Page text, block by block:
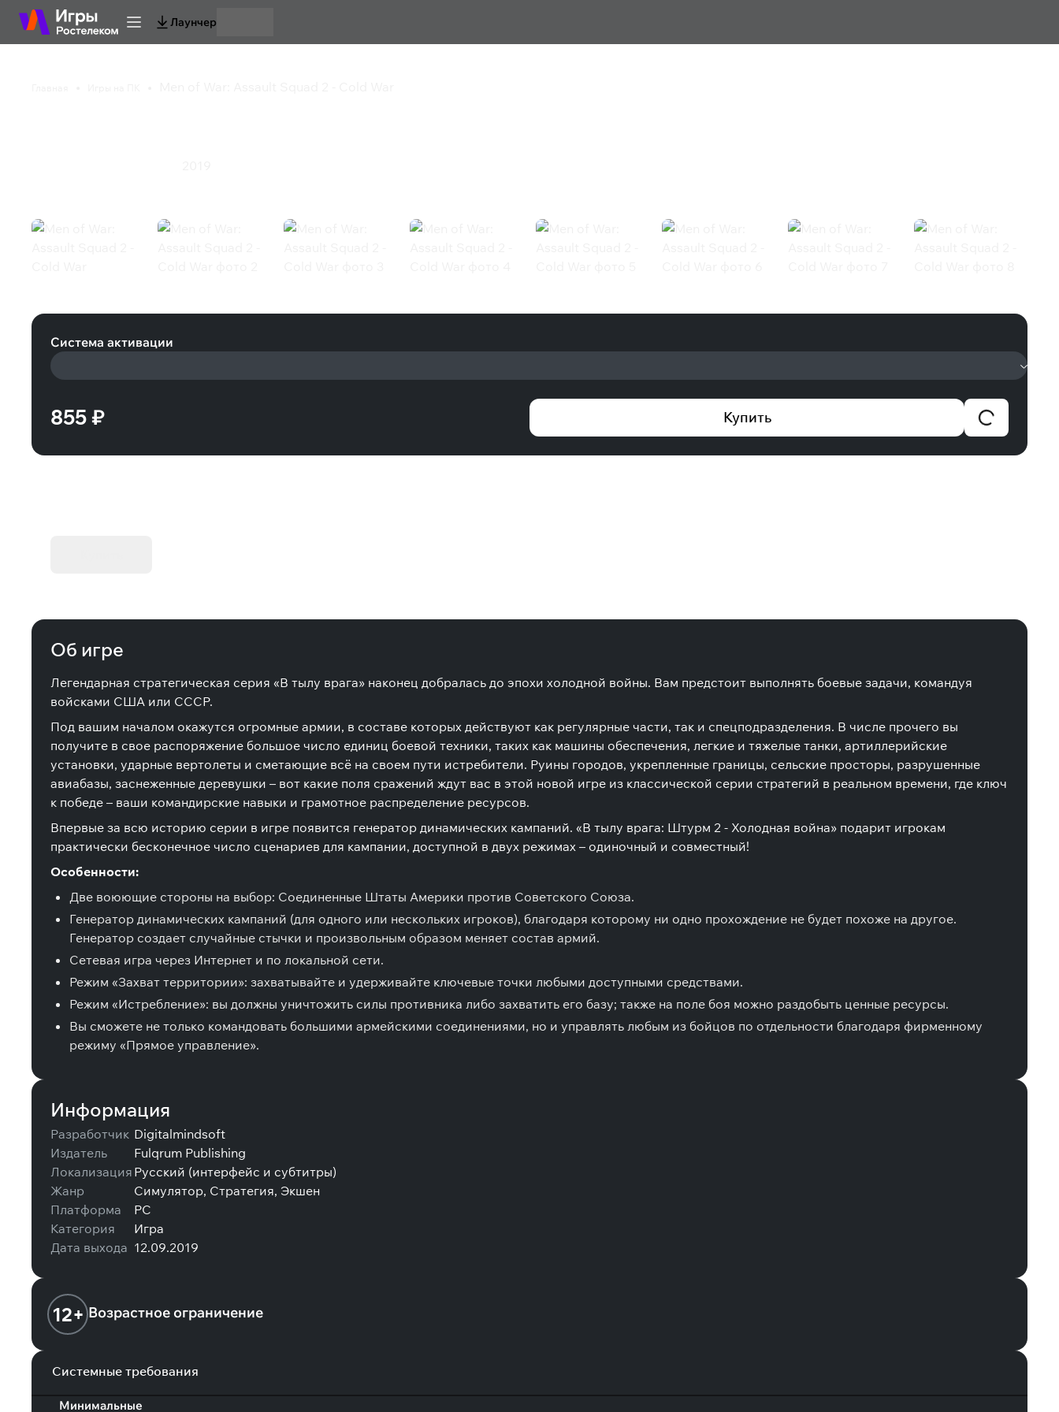
Лаунчер
Система активации
855 ₽ Купить
Об игре
Легендарная стратегическая серия «В тылу врага» наконец добралась до эпохи холодной войны. Вам предстоит выполнять боевые задачи, командуя
войсками США или СССР.
Под вашим началом окажутся огромные армии, в составе которых действуют как регулярные части, так и спецподразделения. В числе прочего вы
получите в свое распоряжение большое число единиц боевой техники, таких как машины обеспечения, легкие и тяжелые танки, артиллерийские
установки, ударные вертолеты и сметающие всё на своем пути истребители. Руины городов, укрепленные границы, сельские просторы, разрушенные
авиабазы, заснеженные деревушки – вот какие поля сражений ждут вас в этой новой игре из классической серии стратегий в реальном времени, где ключ
к победе – ваши командирские навыки и грамотное распределение ресурсов.
Впервые за всю историю серии в игре появится генератор динамических кампаний. «В тылу врага: Штурм 2 - Холодная война» подарит игрокам
практически бесконечное число сценариев для кампании, доступной в двух режимах – одиночный и совместный!
Особенности:
Две воюющие стороны на выбор: Соединенные Штаты Америки против Советского Союза.
Генератор динамических кампаний (для одного или нескольких игроков), благодаря которому ни одно прохождение не будет похоже на другое.
Генератор создает случайные стычки и произвольным образом меняет состав армий.
Сетевая игра через Интернет и по локальной сети.
Режим «Захват территории»: захватывайте и удерживайте ключевые точки любыми доступными средствами.
Режим «Истребление»: вы должны уничтожить силы противника либо захватить его базу; также на поле боя можно раздобыть ценные ресурсы.
Вы сможете не только командовать большими армейскими соединениями, но и управлять любым из бойцов по отдельности благодаря фирменному
режиму «Прямое управление».
Информация
Разработчик Digitalmindsoft
Издатель
Fulqrum Publishing
Локализация Русский (интерфейс и субтитры)
Жанр
Симулятор, Стратегия, Экшен
Платформа
PC
Категория
Игра
Дата выхода 12.09.2019
12+ Возрастное ограничение
Системные требования
Минимальные